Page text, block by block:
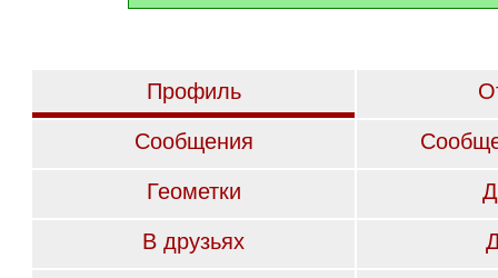
Профиль
Сообщения
Геометки
В друзьях